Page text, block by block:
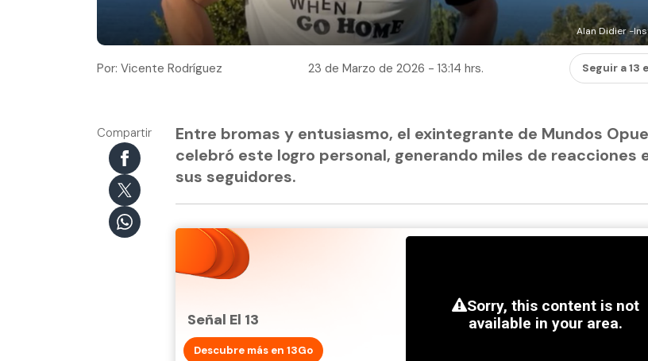
Alan Didier -
Por: Vicente Rodríguez 23 de Marzo de 2026 - 13:14 hrs. Seguir a 13
Compartir
Entre bromas y entusiasmo, el exintegrante de Mundos
celebró este logro personal, generando miles de reacciones
sus seguidores.
Señal El 13
Descubre más en 13Go